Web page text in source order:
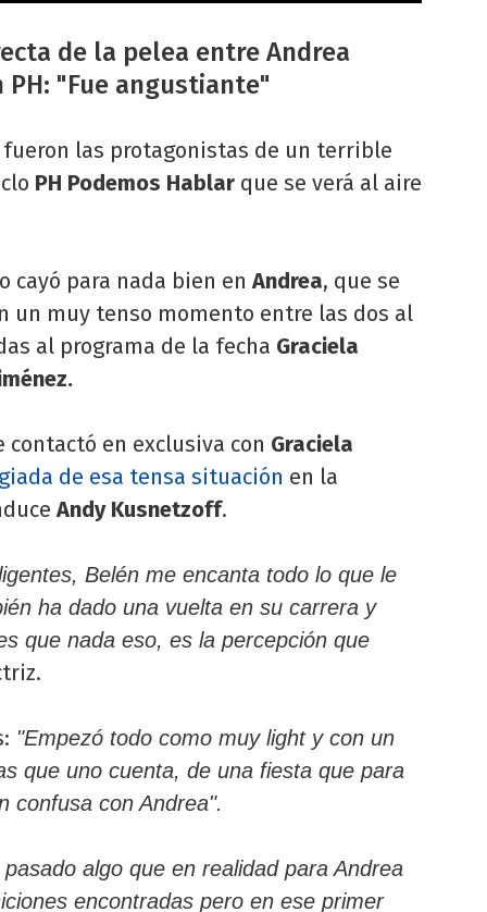
de la pelea entre Andrea
PH: "Fue angustiante"
las protagonistas de un terrible
PH Podemos Hablar que se verá al aire
cayó para nada bien enAndrea, que se
un muy tenso momento entre las dos al
al programa de la fecha Graciela
contactó en exclusiva con Graciela
de esa tensa situación en la
Andy Kusnetzoff.
Belén me encanta todo lo que le
ha dado una vuelta en su carrera y
que nada eso, es la percepción que
"Empezó todo como muy light y con un
que uno cuenta, de una fiesta que para
confusa con Andrea".
algo que en realidad para Andrea
encontradas pero en ese primer